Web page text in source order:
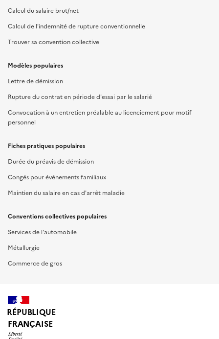
Calcul du salaire brut/net
Calcul de l'indemnité de rupture conventionnelle
Trouver sa convention collective
Modèles populaires
Lettre de démission
Rupture du contrat en période d'essai par le salarié
Convocation à un entretien préalable au licenciement pour motif
personnel
Fiches pratiques populaires
Durée du préavis de démission
Congés pour événements familiaux
Maintien du salaire en cas d'arrêt maladie
Conventions collectives populaires
Services de l'automobile
Métallurgie
Commerce de gros
RÉPUBLIQUE
FRANÇAISE